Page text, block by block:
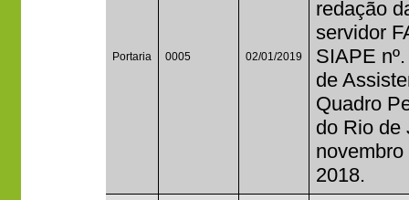
Portaria 0005 02/01/2019
redação
servidor
SIAPE
de
Quadro
do Rio de
2018.